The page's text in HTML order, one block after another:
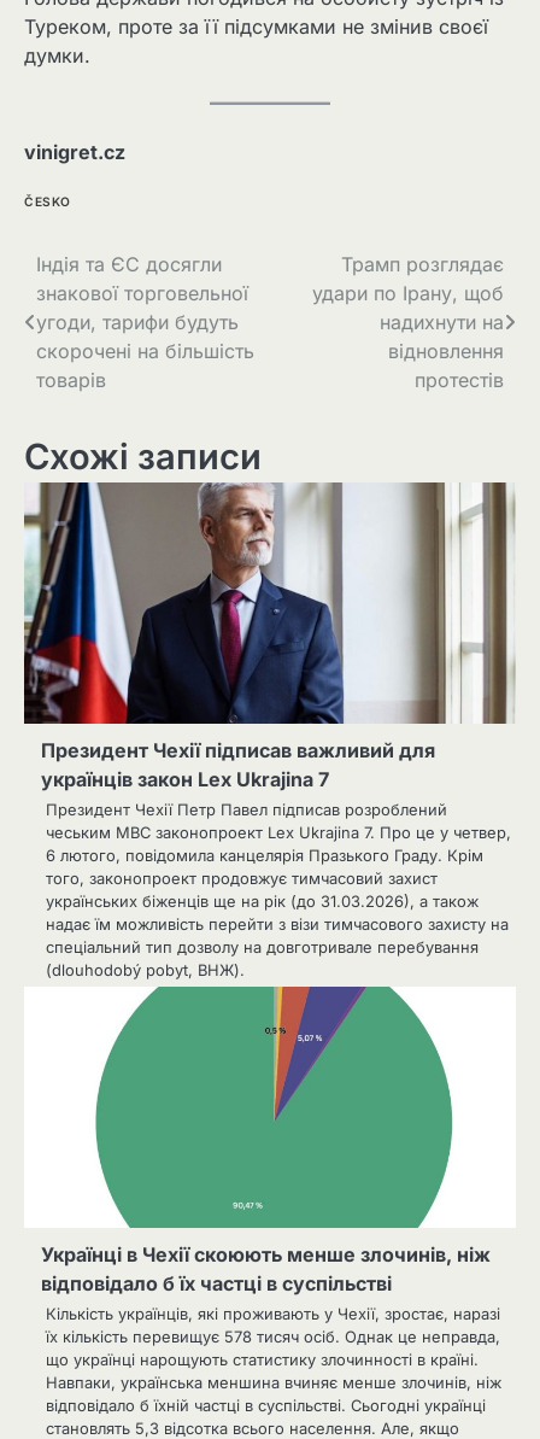
Туреком, проте за її підсумками не змінив своєї
думки.
vinigret.cz
ČESKO
Навігація
записів
Індія та ЄС досягли
знакової торговельної
угоди, тарифи будуть
скорочені на більшість
товарів
Трамп розглядає
удари по Ірану, щоб
надихнути на
відновлення
протестів
Схожі записи
Президент Чехії підписав важливий для
українців закон Lex Ukrajina 7
Президент Чехії Петр Павел підписав розроблений
чеським МВС законопроект Lex Ukrajina 7. Про це у четвер,
6 лютого, повідомила канцелярія Празького Граду. Крім
того, законопроект продовжує тимчасовий захист
українських біженців ще на рік (до 31.03.2026), а також
надає їм можливість перейти з візи тимчасового захисту на
спеціальний тип дозволу на довготривале перебування
(dlouhodobý pobyt, ВНЖ).
Українці в Чехії скоюють менше злочинів, ніж
відповідало б їх частці в суспільстві
Кількість українців, які проживають у Чехії, зростає, наразі
їх кількість перевищує 578 тисяч осіб. Однак це неправда,
що українці нарощують статистику злочинності в країні.
Навпаки, українська меншина вчиняє менше злочинів, ніж
відповідало б їхній частці в суспільстві. Сьогодні українці
становлять 5,3 відсотка всього населення. Але, якщо